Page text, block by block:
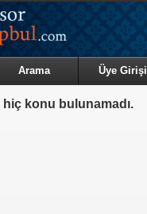
Arama Üye Girişi
konu bulunamadı.